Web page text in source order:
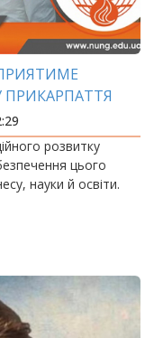
розвитку
цього
науки й освіти.